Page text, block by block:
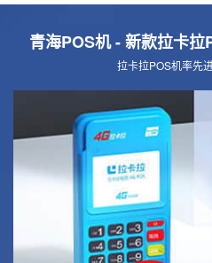
青海POS机 - 新款拉卡拉
拉卡拉POS机率先